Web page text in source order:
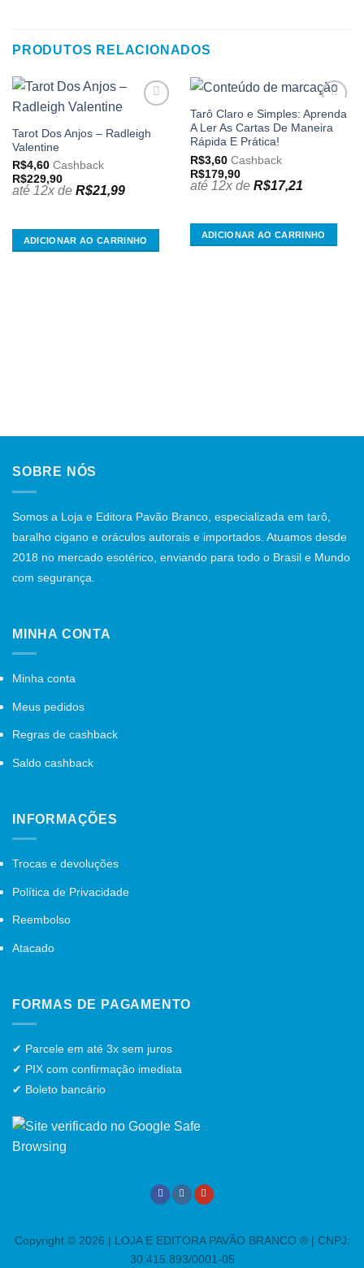
PRODUTOS RELACIONADOS
aos
meus
Tarot Dos Anjos – Radleigh
Valentine
R$4,60Cashback
R$229,90
até 12x de R$21,99
ADICIONAR AO CARRINHO
Adicionar
aos
Tarô Claro e Simples: Aprenda
A Ler As Cartas De Maneira
Rápida E Prática!
R$3,60Cashback
R$179,90
até 12x de R$17,21
ADICIONAR AO CARRINHO
SOBRE NÓS
Somos a Loja e Editora Pavão Branco, especializada em tarô,
baralho cigano e oráculos autorais e importados. Atuamos desde
2018 no mercado esotérico, enviando para todo o Brasil e Mundo
com segurança.
MINHA CONTA
Minha conta
Meus pedidos
Regras de cashback
Saldo cashback
INFORMAÇÕES
Trocas e devoluções
Política de Privacidade
Reembolso
Atacado
FORMAS DE PAGAMENTO
✔ Parcele em até 3x sem juros
✔ PIX com confirmação imediata
✔ Boleto bancário
Copyright © 2026 | LOJA E EDITORA PAVÃO BRANCO ® | CNPJ:
30.415.893/0001-05